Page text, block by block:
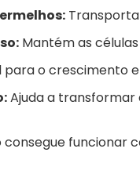
Mantém as
para o crescimento
Ajuda a transformar
consegue funcionar